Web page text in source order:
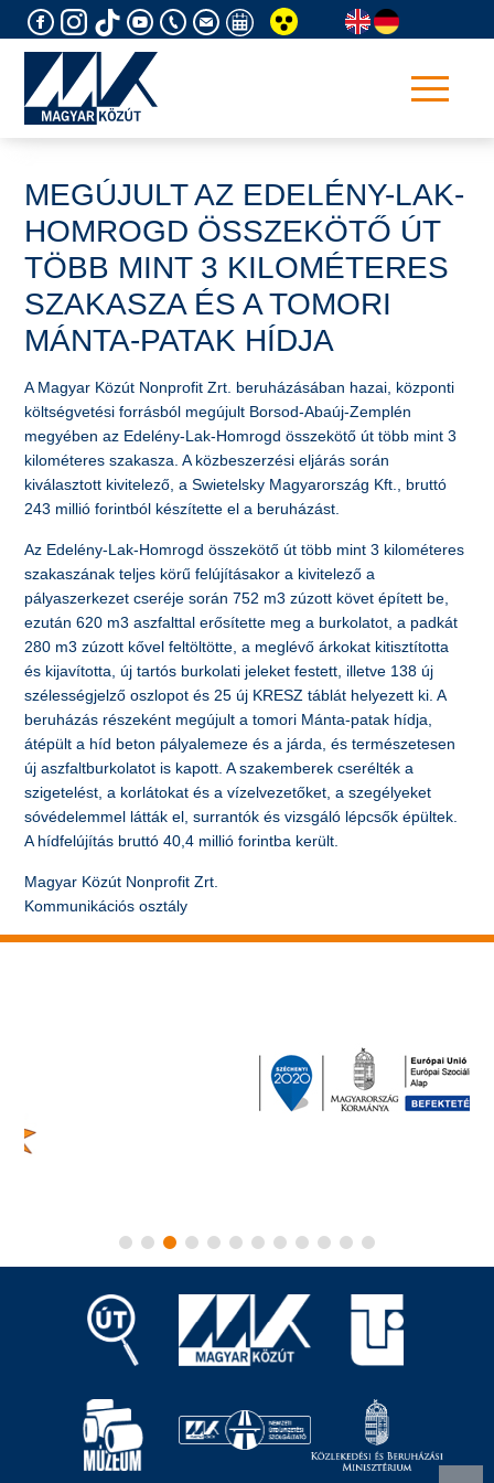
to
MEGÚJULT AZ EDELÉNY-LAK-
HOMROGD ÖSSZEKÖTŐ ÚT
TÖBB MINT 3 KILOMÉTERES
SZAKASZA ÉS A TOMORI
MÁNTA-PATAK HÍDJA
A Magyar Közút Nonprofit Zrt. beruházásában hazai, központi
költségvetési forrásból megújult Borsod-Abaúj-Zemplén
megyében az Edelény-Lak-Homrogd összekötő út több mint 3
kilométeres szakasza. A közbeszerzési eljárás során
kiválasztott kivitelező, a Swietelsky Magyarország Kft., bruttó
243 millió forintból készítette el a beruházást.
Az Edelény-Lak-Homrogd összekötő út több mint 3 kilométeres
szakaszának teljes körű felújításakor a kivitelező a
pályaszerkezet cseréje során 752 m3 zúzott követ épített be,
ezután 620 m3 aszfalttal erősítette meg a burkolatot, a padkát
280 m3 zúzott kővel feltöltötte, a meglévő árkokat kitisztította
és kijavította, új tartós burkolati jeleket festett, illetve 138 új
szélességjelző oszlopot és 25 új KRESZ táblát helyezett ki. A
beruházás részeként megújult a tomori Mánta-patak hídja,
átépült a híd beton pályalemeze és a járda, és természetesen
új aszfaltburkolatot is kapott. A szakemberek cserélték a
szigetelést, a korlátokat és a vízelvezetőket, a szegélyeket
sóvédelemmel látták el, surrantók és vizsgáló lépcsők épültek.
A hídfelújítás bruttó 40,4 millió forintba került.
Magyar Közút Nonprofit Zrt.
Kommunikációs osztály